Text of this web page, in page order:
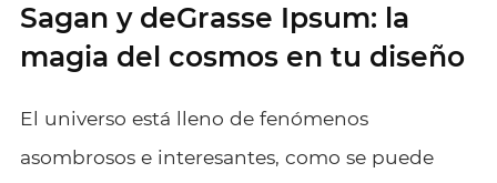
Sagan y deGrasse Ipsum: la
magia del cosmos en tu diseño
El universo está lleno de fenómenos
asombrosos e interesantes, como se puede